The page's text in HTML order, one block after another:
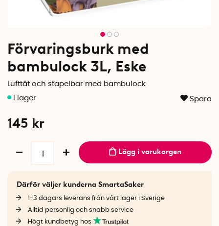
Förvaringsburk med
bambulock 3L, Eske
Lufttät och stapelbar med bambulock
Spara
145 kr
Lägg i varukorgen
Därför väljer kunderna SmartaSaker
1-3 dagars leverans från vårt lager i Sverige
Alltid personlig och snabb service
Högt kundbetyg hos